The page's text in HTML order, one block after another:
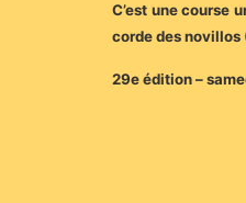
C’est une course
corde des novillos
29e édition –